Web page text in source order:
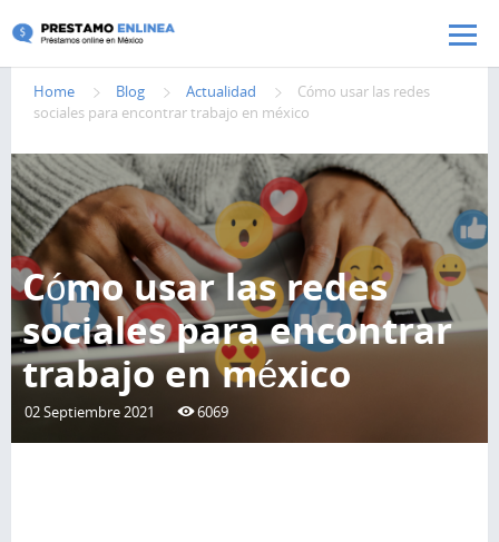
Pasar al contenido principal
Home Blog Actualidad
Cómo usar las redes
sociales para encontrar trabajo en méxico
Cómo usar las redes
sociales para encontrar
trabajo en méxico
02 Septiembre 2021 6069